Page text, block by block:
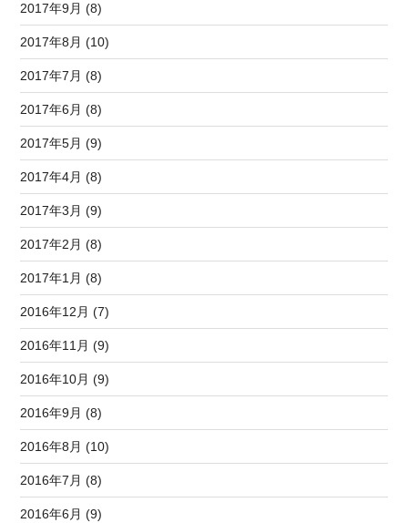
2017年9月 (8)
2017年8月 (10)
2017年7月 (8)
2017年6月 (8)
2017年5月 (9)
2017年4月 (8)
2017年3月 (9)
2017年2月 (8)
2017年1月 (8)
2016年12月 (7)
2016年11月 (9)
2016年10月 (9)
2016年9月 (8)
2016年8月 (10)
2016年7月 (8)
2016年6月 (9)